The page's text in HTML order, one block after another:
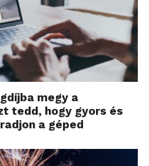
megy a
tedd, hogy gyors és
a géped